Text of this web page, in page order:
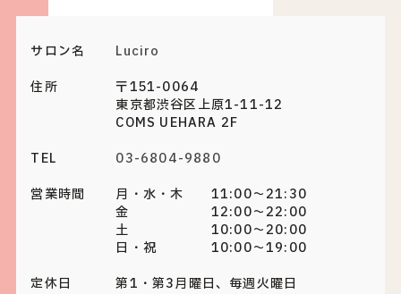
サロン名
Luciro
住所
〒151-0064
東京都渋谷区上原1-11-12
COMS UEHARA 2F
TEL
03-6804-9880
営業時間
月・水・木 11:00～21:30
金 12:00～22:00
土 10:00～20:00
日・祝 10:00～19:00
定休日
第1・第3月曜日、毎週火曜日